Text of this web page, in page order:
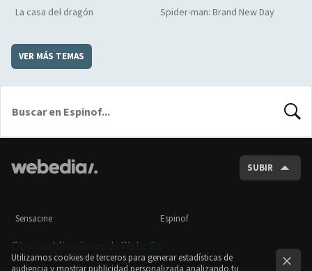
La casa del dragón Spider-man: Brand New Day
VER MÁS TEMAS
SUBIR
Sensacine Espinof
Otras publicaciones de Webedia
Utilizamos cookies de terceros para generar estadísticas de
audiencia y mostrar publicidad personalizada analizando tu